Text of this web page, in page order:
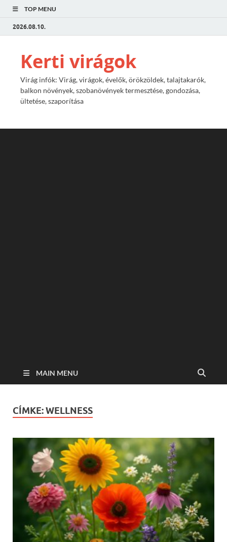
TOP MENU
2026.08.10.
Kerti virágok
Virág infók: Virág, virágok, évelők, örökzöldek, talajtakarók,
balkon növények, szobanövények termesztése, gondozása,
ültetése, szaporítása
MAIN MENU
CÍMKE:WELLNESS